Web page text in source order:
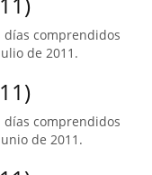
días comprendidos
de 2011.
días comprendidos
de 2011.